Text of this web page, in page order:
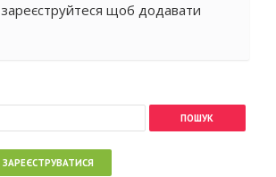
зареєструйтеся щоб додавати
форма
ЗАРЕЄСТРУВАТИСЯ